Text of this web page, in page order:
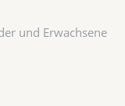
und Erwachsene